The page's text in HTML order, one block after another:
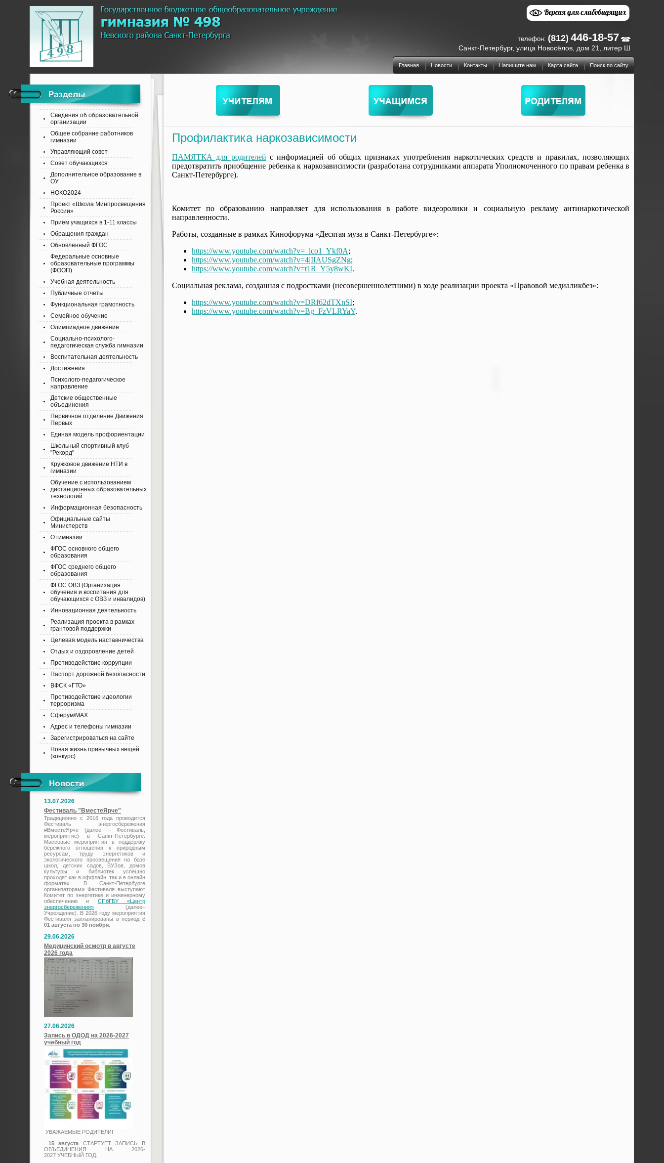
телефон: (812) 446-18-57
Санкт-Петербург, улица Новосёлов, дом 21, литер Ш
Главная Новости Контакты Напишите нам Карта сайта Поиск по сайту
Профилактика наркозависимости
ПАМЯТКА для родителей с информацией об общих признаках употребления наркотических средств и правилах, позволяющих
предотвратить приобщение ребенка к наркозависимости (разработана сотрудниками аппарата Уполномоченного по правам ребенка в
Санкт-Петербурге).
Комитет по образованию направляет для использования в работе видеоролики и социальную рекламу антинаркотической
направленности.
Работы, созданные в рамках Кинофорума «Десятая муза в Санкт-Петербурге»:
https://www.youtube.com/watch?v=_lco1_Ykf0A;
https://www.youtube.com/watch?v=4jIIAUSgZNg;
https://www.youtube.com/watch?v=t1R_Y5y8wKI.
Социальная реклама, созданная с подростками (несовершеннолетними) в ходе реализации проекта «Правовой медиаликбез»:
https://www.youtube.com/watch?v=DRf62dTXnSI;
https://www.youtube.com/watch?v=Bg_FzVLRYaY.
Сведения об образовательной
организации
Общее собрание работников
гимназии
Управляющий совет
Совет обучающихся
Дополнительное образование в
ОУ
НОКО2024
Проект «Школа Минпросвещения
России»
Приём учащихся в 1-11 классы
Обращения граждан
Обновленный ФГОС
Федеральные основные
образовательные программы
(ФООП)
Учебная деятельность
Публичные отчеты
Функциональная грамотность
Семейное обучение
Олимпиадное движение
Социально-психолого-
педагогическая служба гимназии
Воспитательная деятельность
Достижения
Психолого-педагогическое
направление
Детские общественные
объединения
Первичное отделение Движения
Первых
Единая модель профориентации
Школьный спортивный клуб
"Рекорд"
Кружковое движение НТИ в
гимназии
Обучение с использованием
дистанционных образовательных
технологий
Информационная безопасность
Официальные сайты
Министерств
О гимназии
ФГОС основного общего
образования
ФГОС среднего общего
образования
ФГОС ОВЗ (Организация
обучения и воспитания для
обучающихся с ОВЗ и инвалидов)
Инновационная деятельность
Реализация проекта в рамках
грантовой поддержки
Целевая модель наставничества
Отдых и оздоровление детей
Противодействие коррупции
Паспорт дорожной безопасности
ВФСК «ГТО»
Противодействие идеологии
терроризма
Сферум/MAX
Адрес и телефоны гимназии
Зарегистрироваться на сайте
Новая жизнь привычных вещей
(конкурс)
13.07.2026
Фестиваль "ВместеЯрче"
Традиционно с 2016 года проводится
Фестиваль энергосбережения
#ВместеЯрче (далее – Фестиваль,
мероприятие) в Санкт-Петербурге.
Массовые мероприятия в поддержку
бережного отношения к природным
ресурсам, труду энергетиков и
экологического просвещения на базе
школ, детских садов, ВУЗов, домов
культуры и библиотек успешно
проходят как в оффлайн, так и в онлайн
форматах. В Санкт-Петербурге
организаторами Фестиваля выступают
Комитет по энергетике и инженерному
обеспечению и СПбГБУ «Центр
энергосбережения» (далее–
Учреждение). В 2026 году мероприятия
Фестиваля запланированы в период с
01 августа по 30 ноября.
29.06.2026
Медицинский осмотр в августе
2026 года
27.06.2026
Запись в ОДОД на 2026-2027
учебный год
УВАЖАЕМЫЕ РОДИТЕЛИ!
15 августа СТАРТУЕТ ЗАПИСЬ В
ОБЪЕДИНЕНИЯ НА 2026-
2027 УЧЕБНЫЙ ГОД.